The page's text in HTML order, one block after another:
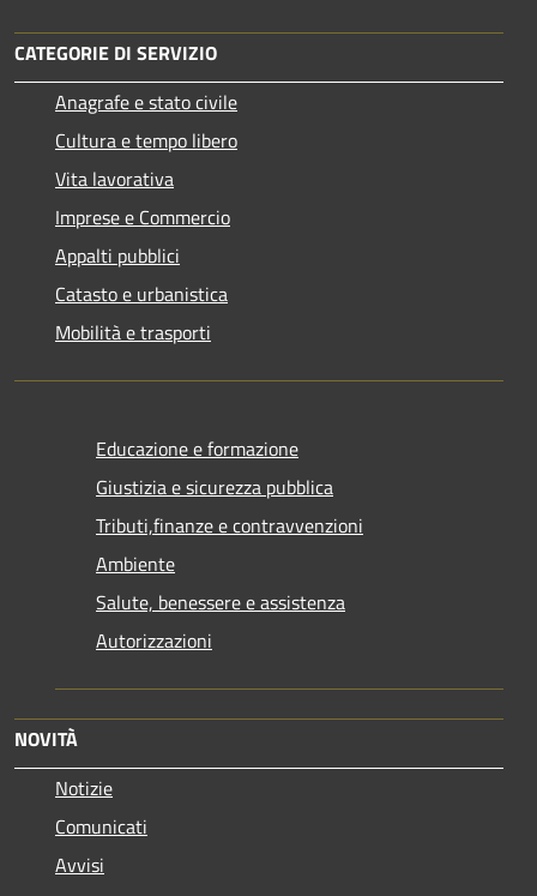
CATEGORIE DI SERVIZIO
Anagrafe e stato civile
Cultura e tempo libero
Vita lavorativa
Imprese e Commercio
Appalti pubblici
Catasto e urbanistica
Mobilità e trasporti
Educazione e formazione
Giustizia e sicurezza pubblica
Tributi,finanze e contravvenzioni
Ambiente
Salute, benessere e assistenza
Autorizzazioni
NOVITÀ
Notizie
Comunicati
Avvisi